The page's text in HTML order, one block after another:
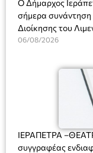
Ο Δήμαρχος
σήμερα συνάντηση
Διοίκησης του
Ακτοφυλακής (Λ.Σ.-
06/08/2026
ΙΕΡΑΠΕΤΡΑ
συγγραφέας